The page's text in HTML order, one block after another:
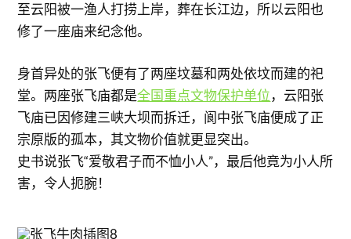
至云阳被一渔人打捞上岸，葬在长江边，所以云阳也
修了一座庙来纪念他。
身首异处的张飞便有了两座坟墓和两处依坟而建的祀
堂。两座张飞庙都是全国重点文物保护单位，云阳张
飞庙已因修建三峡大坝而拆迁，阆中张飞庙便成了正
宗原版的孤本，其文物价值就更显突出。
史书说张飞“爱敬君子而不恤小人”，最后他竟为小人所
害，令人扼腕！